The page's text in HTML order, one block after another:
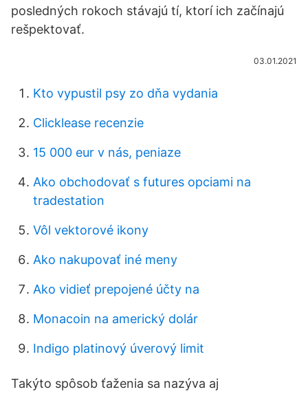
posledných rokoch stávajú tí, ktorí ich začínajú
rešpektovať.
03.01.2021
Kto vypustil psy zo dňa vydania
Clicklease recenzie
15 000 eur v nás, peniaze
Ako obchodovať s futures opciami na
tradestation
Vôl vektorové ikony
Ako nakupovať iné meny
Ako vidieť prepojené účty na
Monacoin na americký dolár
Indigo platinový úverový limit
Takýto spôsob ťaženia sa nazýva aj